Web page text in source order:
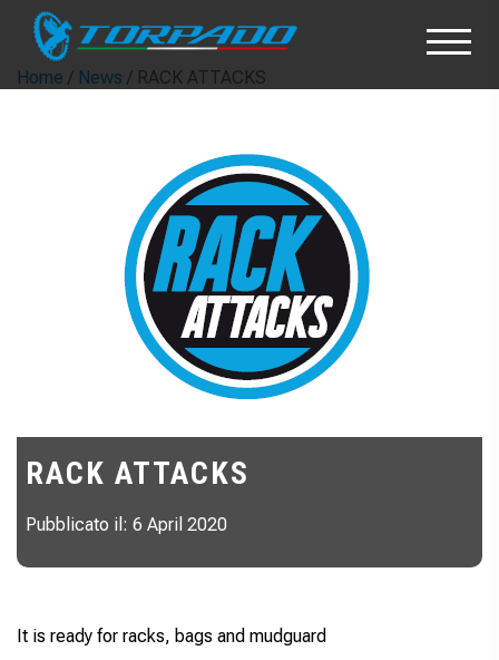
Home / News / RACK ATTACKS
RACK ATTACKS
Pubblicato il: 6 April 2020
It is ready for racks, bags and mudguard